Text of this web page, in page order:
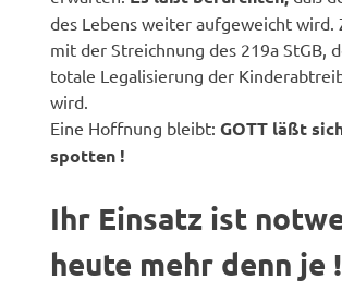
des Lebens weiter aufgeweicht wird.
mit der Streichnung des 219a StGB,
totale Legalisierung der
wird.
Eine Hoffnung bleibt:GOTT läßt
spotten !
Ihr Einsatz ist
heute mehr denn je !